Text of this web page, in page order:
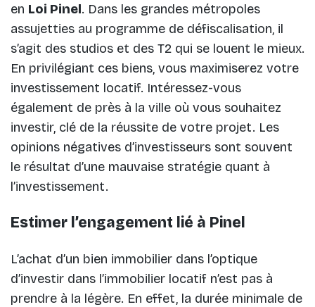
en Loi Pinel. Dans les grandes métropoles
assujetties au programme de défiscalisation, il
s’agit des studios et des T2 qui se louent le mieux.
En privilégiant ces biens, vous maximiserez votre
investissement locatif. Intéressez-vous
également de près à la ville où vous souhaitez
investir, clé de la réussite de votre projet. Les
opinions négatives d’investisseurs sont souvent
le résultat d’une mauvaise stratégie quant à
l’investissement.
Estimer l’engagement lié à Pinel
L’achat d’un bien immobilier dans l’optique
d’investir dans l’immobilier locatif n’est pas à
prendre à la légère. En effet, la durée minimale de